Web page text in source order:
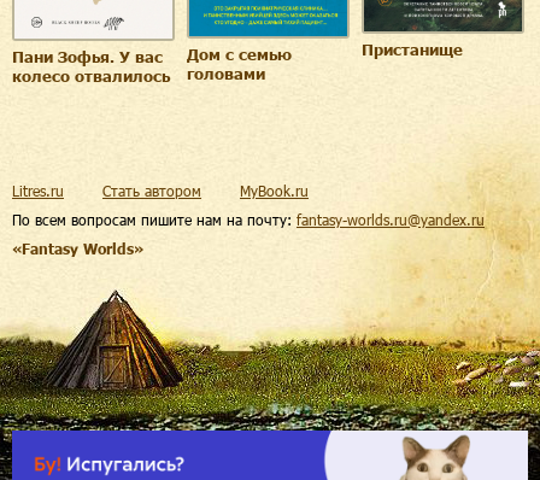
Пани Зофья. У вас
колесо отвалилось
Дом с семью
головами
Пристанище
По всем вопросам пишите нам на почту: fantasy-worlds.ru@yandex.ru
«Fantasy Worlds»
Litres.ru Стать автором MyBook.ru